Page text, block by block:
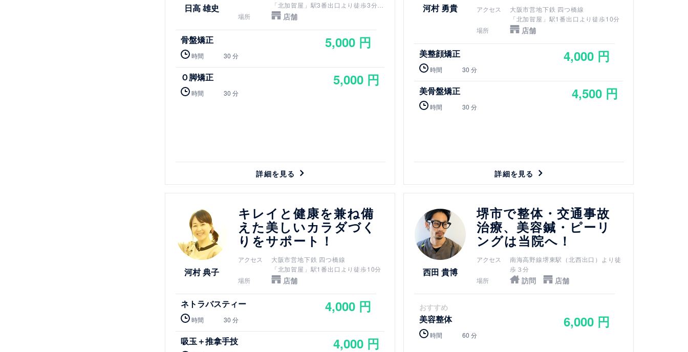
日高 雄史
「北加賀屋」駅3番出口より徒歩3分
スーパーマルナカさん向かい
場所 店舗
骨盤矯正
時間 30 分
5,000 円
Ｏ脚矯正
時間 30 分
5,000 円
詳細を見る
河村 勇貴 アクセス
大阪市営地下鉄 四つ橋線
「北加賀屋」駅1番出口より徒歩10分
場所
店舗
美整顔矯正
時間 30 分
4,000 円
美骨盤矯正
時間 30 分
4,500 円
詳細を見る
河村 典子
キレイと健康を兼ね備
えた美しいカラダづく
りをサポート！
アクセス
大阪市営地下鉄 四つ橋線
「北加賀屋」駅1番出口より徒歩10分
場所
店舗
ネトラバスティー
時間 30 分
4,000 円
吸玉＋推拿手技 4,000 円
西田 貴博
堺市で整体・交通事故
治療、美容鍼・ピーリ
ングは当院へ！
アクセス
南海高野線堺東駅（北西出口）より徒
歩３分
場所
訪問 店舗
おすすめ
美容整体
時間 60 分
6,000 円